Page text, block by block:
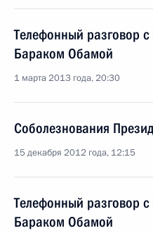
Телефонный разговор
Бараком Обамой
1 марта 2013 года, 20:30
Соболезнования
15 декабря 2012 года, 12:15
Телефонный разговор
Бараком Обамой